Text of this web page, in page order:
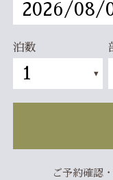
泊数
ご予約確認